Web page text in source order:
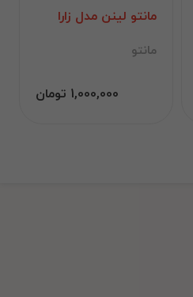
مانتو لینن مدل زارا
مانتو
1,000,000 تومان